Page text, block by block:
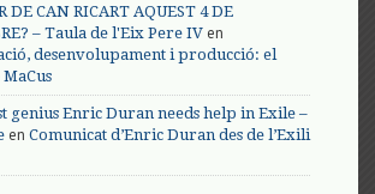
DE CAN RICART AQUEST 4 DE
– Taula de l'Eix Pere IV en
desenvolupament i producció: el
genius Enric Duran needs help in Exile –
en Comunicat d’Enric Duran des de l’Exili